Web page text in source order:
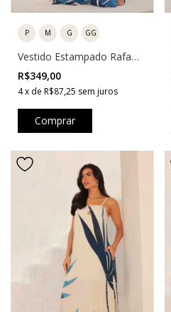
P M G GG
Vestido Estampado Rafa
Folhas
R$349,00
4x de R$87,25 sem juros
Comprar